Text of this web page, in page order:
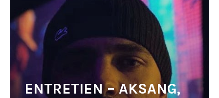
ENTRETIEN – AKSANG,